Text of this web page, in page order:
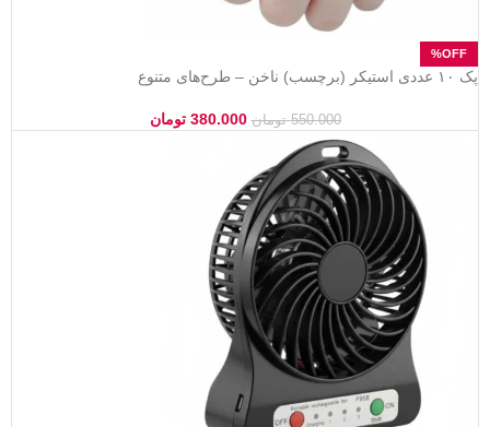
پک ۱۰ عددی استیکر (برچسب) ناخن – طرح‌های متنوع
550.000 تومان 380.000 تومان